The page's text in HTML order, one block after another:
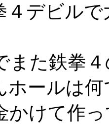
４デビル
また鉄拳
ホールは
かけて作